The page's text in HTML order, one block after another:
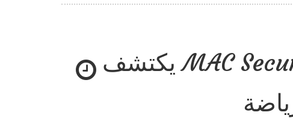
هل
إجراءات
ضد
الأكاديمية؟
يكتشف MAC Security مكانه في سوق